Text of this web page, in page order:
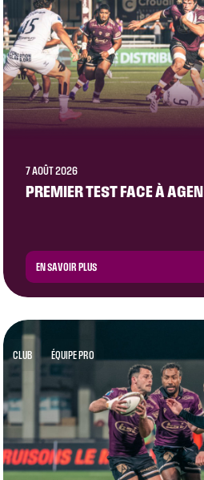
7 AOÛT 2026
PREMIER TEST FACE À AGEN
EN SAVOIR PLUS
CLUB ÉQUIPE PRO